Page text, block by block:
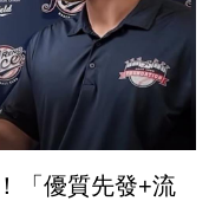
「優質先發+流